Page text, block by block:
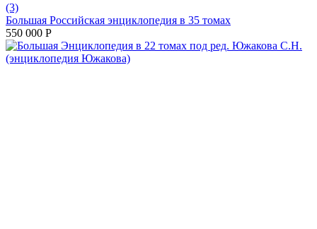
(3)
Большая Российская энциклопедия в 35 томах
550 000 Р